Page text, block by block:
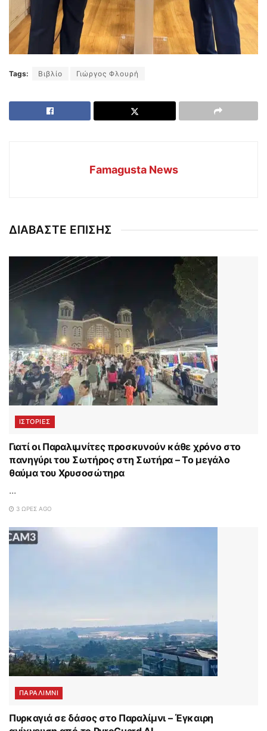
Tags: Βιβλίο Γιώργος Φλουρή
Famagusta News
ΔΙΑΒΑΣΤΕ ΕΠΙΣΗΣ
ΙΣΤΟΡΊΕΣ
Γιατί οι Παραλιμνίτες προσκυνούν κάθε χρόνο στο
πανηγύρι του Σωτήρος στη Σωτήρα – Το μεγάλο
θαύμα του Χρυσοσώτηρα
...
3 ΏΡΕΣ AGO
ΠΑΡΑΛΊΜΝΙ
Πυρκαγιά σε δάσος στο Παραλίμνι – Έγκαιρη